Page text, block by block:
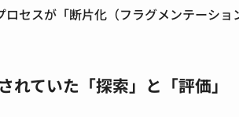
セスが「断片化（フラグメンテーショ
れていた「探索」と「評価」